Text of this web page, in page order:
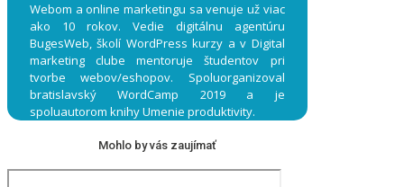
Webom a online marketingu sa venuje už viac
ako 10 rokov. Vedie digitálnu agentúru
BugesWeb, školí WordPress kurzy a v Digital
marketing clube mentoruje študentov pri
tvorbe webov/eshopov. Spoluorganizoval
bratislavský WordCamp 2019 a je
spoluautorom knihy Umenie produktivity.
Mohlo by vás zaujímať